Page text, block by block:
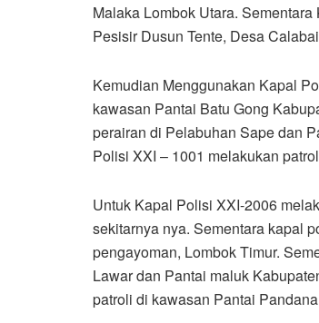
Malaka Lombok Utara.
Pesisir Dusun Tente, Desa
Kemudian Menggunakan Kapal
kawasan Pantai Batu Gong
perairan di Pelabuhan Sape dan
Polisi XXI – 1001 melakukan
Untuk Kapal Polisi XXI-2006
sekitarnya nya. Sementara kapal
pengayoman, Lombok Timur.
Lawar dan Pantai maluk
patroli di kawasan Pantai